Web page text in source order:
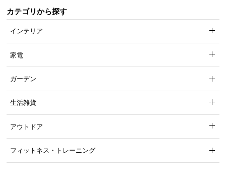
でお手入れらくらくです。
カテゴリから探す
インテリア
家電
ガーデン
生活雑貨
アウトドア
フィットネス・トレーニング